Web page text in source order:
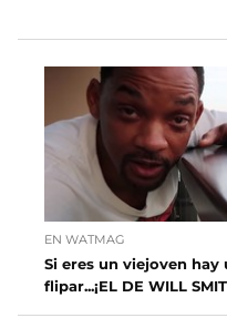
EN WATMAG
Si eres un viejoven
flipar...¡EL DE WILL